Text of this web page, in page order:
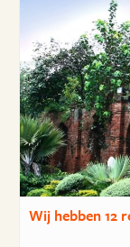
Wij hebben12